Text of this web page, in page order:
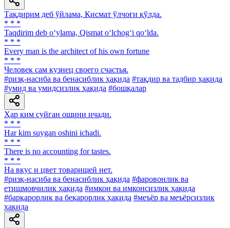
Тақдирим деб ўйлама, Қисмат ўлчоғи қўлда.
* * *
Taqdirim deb o‘ylama, Qismat o‘lchog‘i qo‘lda.
* * *
Every man is the architect of his own fortune
* * *
Человек сам кузнец своего счастья.
#ризқ-насиба ва бенасиблик ҳақида #тақдир ва тадбир ҳақида
#умид ва умидсизлик ҳақида #бошқалар
Ҳар ким суйган ошини ичади.
* * *
Har kim suygan oshini ichadi.
* * *
There is no accounting for tastes.
* * *
Ha вкус и цвет товарищей нет.
#ризқ-насиба ва бенасиблик ҳақида #фаровонлик ва
етишмовчилик ҳақида #имкон ва имконсизлик ҳақида
#барқарорлик ва беқарорлик ҳақида #меъёр ва меъёрсизлик
ҳақида